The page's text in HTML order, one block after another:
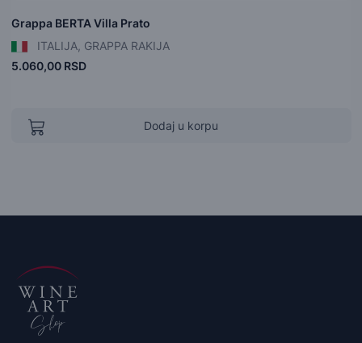
Grappa BERTA Villa Prato
ITALIJA, GRAPPA RAKIJA
5.060,00 RSD
Dodaj u korpu